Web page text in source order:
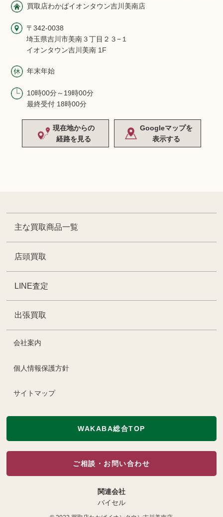
買取店わかばイオンタウン吉川美南店
〒342-0038
埼玉県吉川市美南３丁目２３−１
イオンタウン吉川美南 1F
年末年始
10時00分～19時00分
最終受付 18時00分
現在地からの
経路を見る
Googleマップを
表示する
主な買取商品一覧
店頭買取
LINE査定
出張買取
会社案内
個人情報保護方針
サイトマップ
WAKABA総合TOP
ご相談・お問い合わせ
関連会社
バイセル